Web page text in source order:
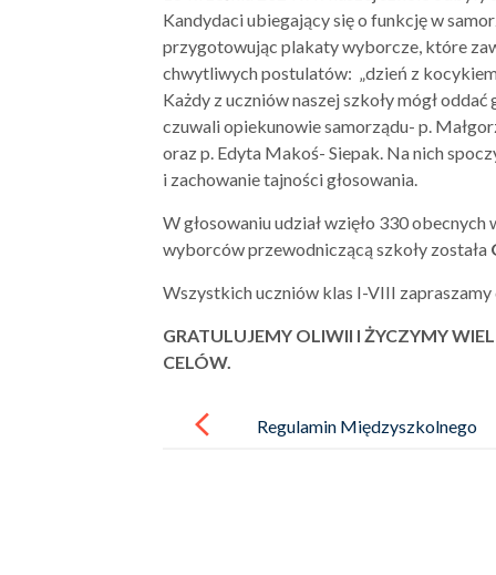
Kandydaci ubiegający się o funkcję w
przygotowując plakaty wyborcze, które
chwytliwych postulatów: „dzień z kocykiem
Każdy z uczniów naszej szkoły mógł
czuwali opiekunowie samorządu- p.
oraz p. Edyta Makoś- Siepak. Na nich
i zachowanie tajności głosowania.
W głosowaniu udział wzięło 330
wyborców przewodniczącą szkoły została
Wszystkich uczniów klas I-VIII zapraszamy
GRATULUJEMY OLIWII I ŻYCZYMY
CELÓW.
navigation
Regulamin Międzyszkolnego